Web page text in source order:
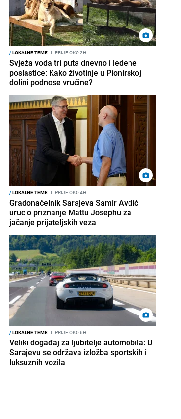
/LOKALNE TEME I PRIJE OKO 2H
Svježa voda tri puta dnevno i ledene
poslastice: Kako životinje u Pionirskoj
dolini podnose vrućine?
/LOKALNE TEME I PRIJE OKO 4H
Gradonačelnik Sarajeva Samir Avdić
uručio priznanje Mattu Josephu za
jačanje prijateljskih veza
/LOKALNE TEME I PRIJE OKO 6H
Veliki događaj za ljubitelje automobila: U
Sarajevu se održava izložba sportskih i
luksuznih vozila